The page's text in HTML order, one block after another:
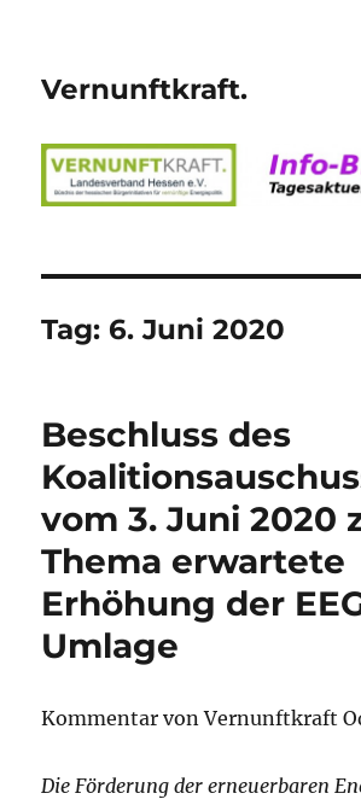
Vernunftkraft.
Tag: 6. Juni 2020
Beschluss des
vom 3. Juni 2020
Thema erwartete
Erhöhung der
Umlage
Kommentar von Vernunftkraft
Die Förderung der erneuerbaren